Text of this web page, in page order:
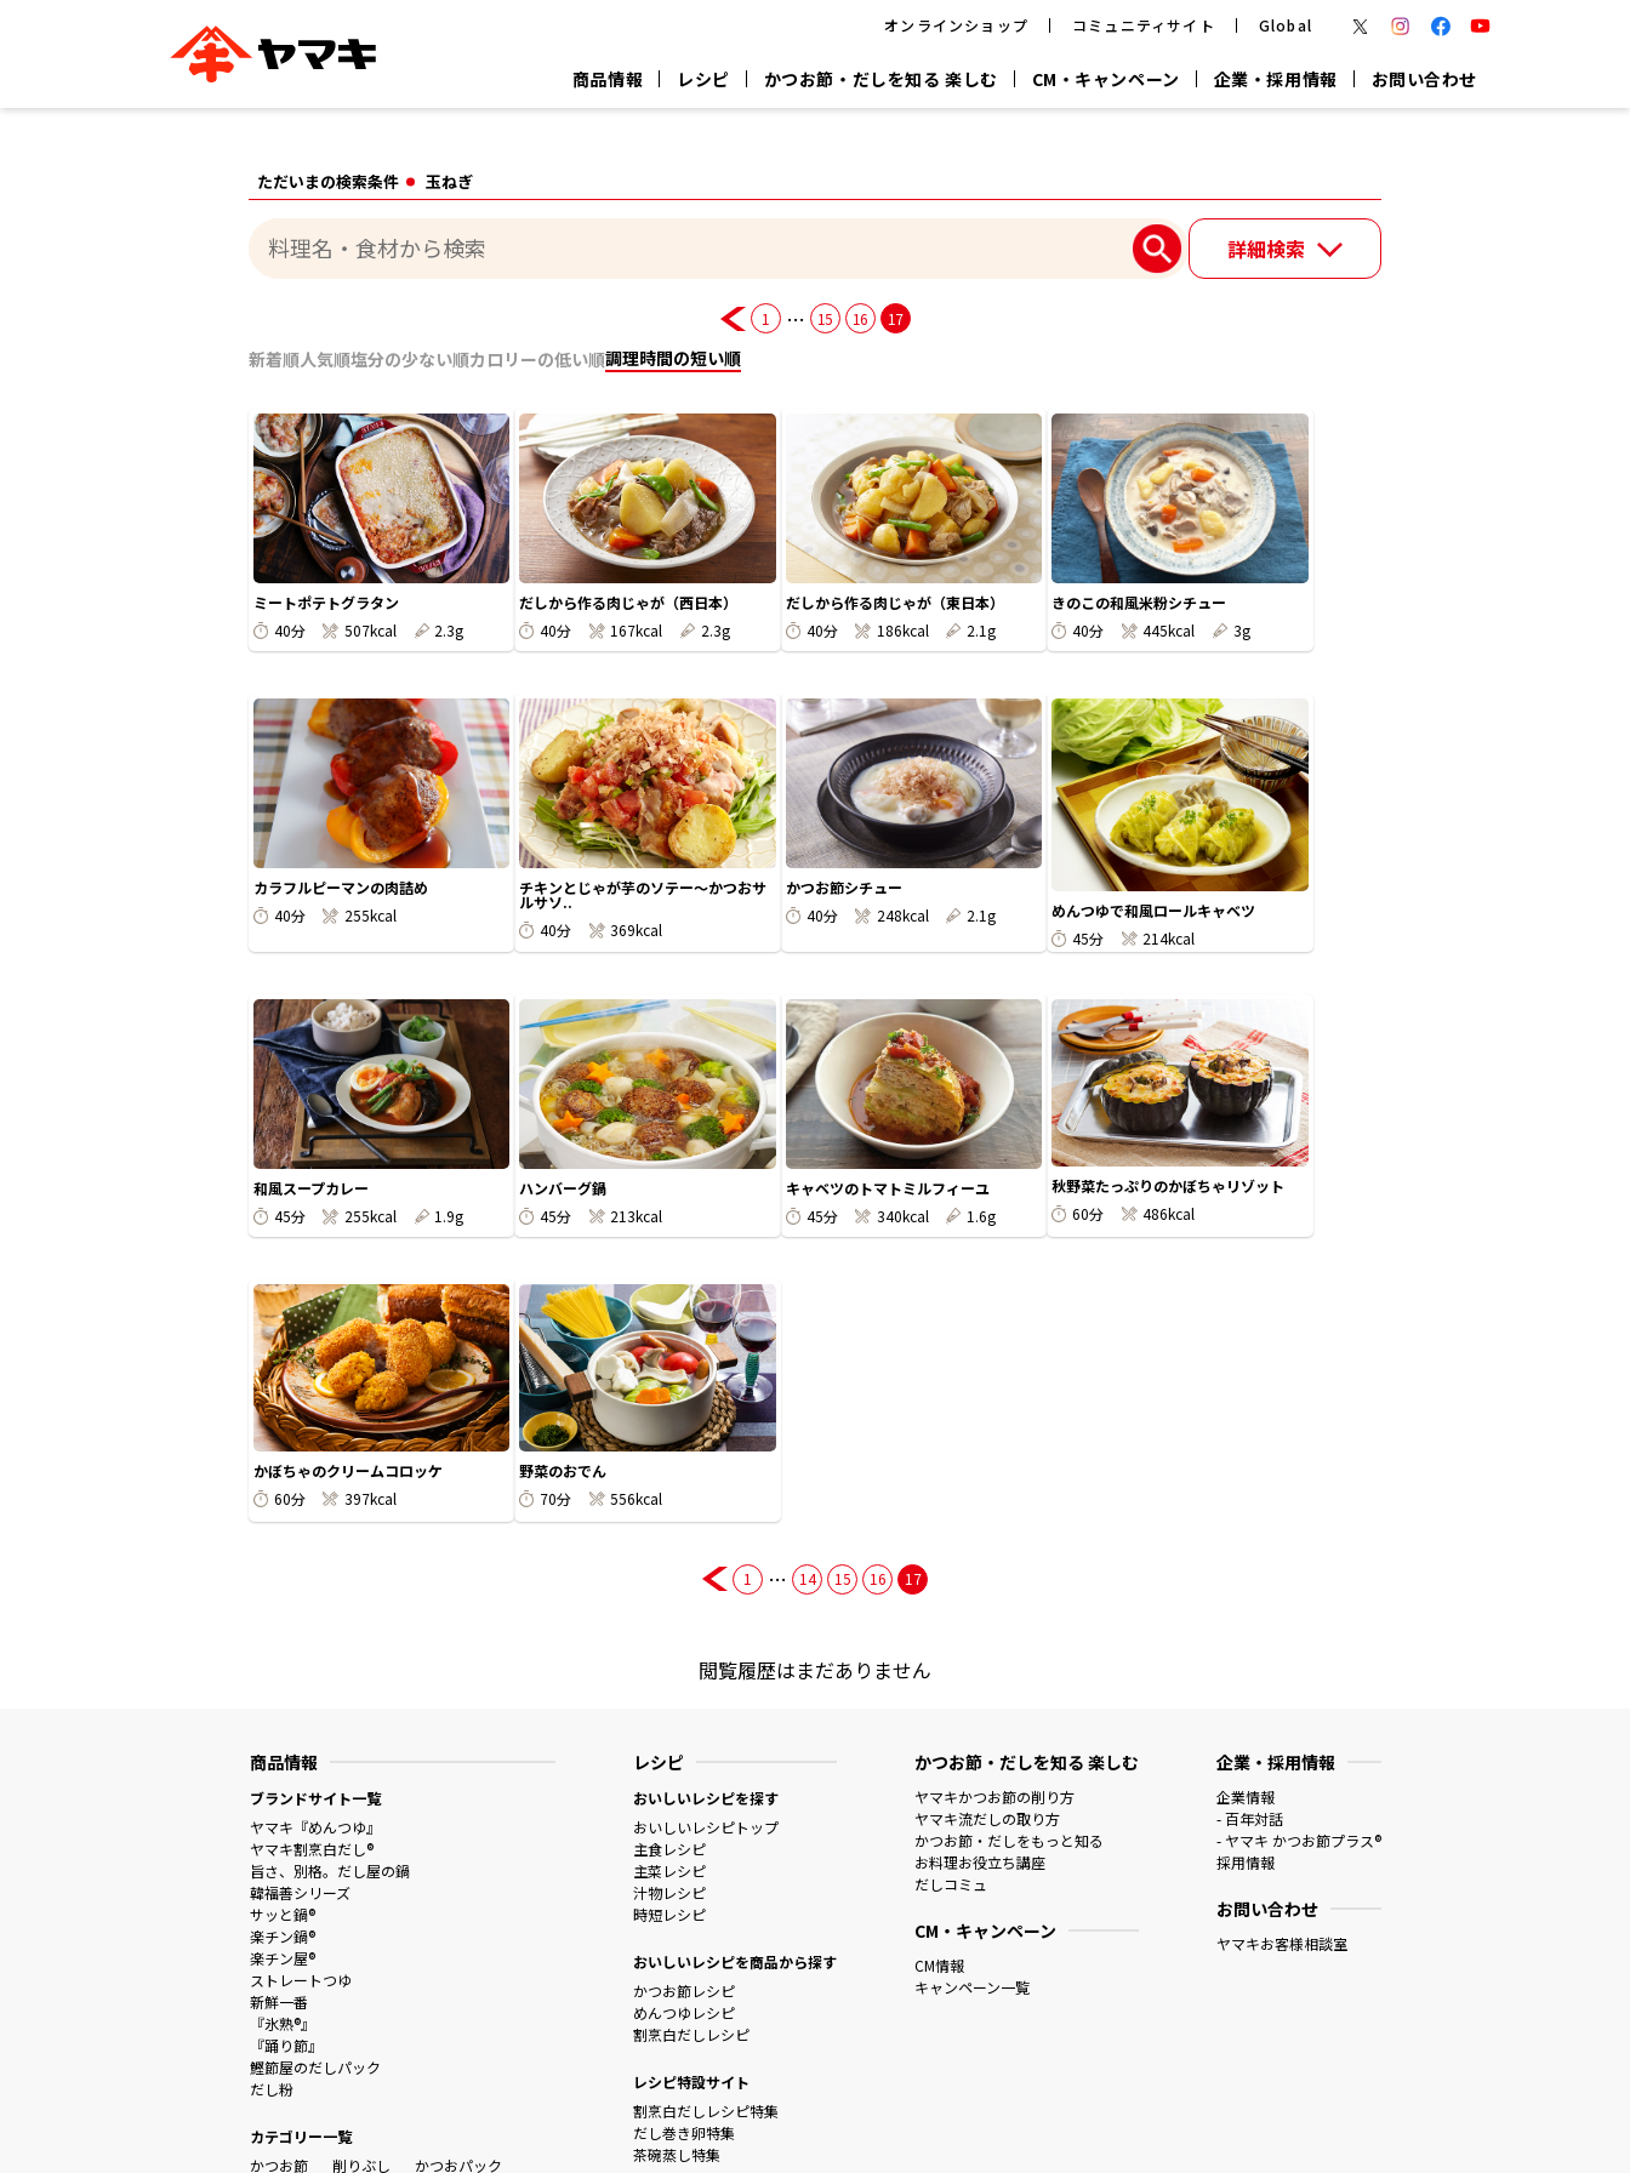
オンラインショップ コミュニティサイト Global
商品情報 レシピ かつお節・だしを知る 楽しむ CM・キャンペーン 企業・採用情報 お問い合わせ
ヤマキ
『めんつゆ』
割烹白だし®
だし屋の鍋
だし粉
カテゴリー別
かつお節 削りぶし かつおパック 煮干 粉末 だしの素 だしパック つゆ 白だし 専用調味料 鍋つゆ
おいしいレシピTOP
汁物レシピ
ヤマキの
割烹白だし
ジョブリターン制
ただいまの検索条件 玉ねぎ
詳細検索
1 … 15 16 17
新着順人気順塩分の少ない順カロリーの低い順調理時間の短い順
ミートポテトグラタン
40分
507kcal 2.3g
だしから作る肉じゃが（西日本）
40分
167kcal 2.3g
だしから作る肉じゃが（東日本）
40分
186kcal 2.1g
きのこの和風米粉シチュー
40分
445kcal 3g
カラフルピーマンの肉詰め
40分
255kcal
チキンとじゃが芋のソテー～かつおサ
ルサソ..
40分
369kcal
かつお節シチュー
40分
248kcal 2.1g
めんつゆで和風ロールキャベツ
45分
214kcal
和風スープカレー
45分
255kcal 1.9g
ハンバーグ鍋
45分
213kcal
キャベツのトマトミルフィーユ
45分
340kcal 1.6g
秋野菜たっぷりのかぼちゃリゾット
60分
486kcal
かぼちゃのクリームコロッケ
60分
397kcal
野菜のおでん
70分
556kcal
1 … 14 15 16 17
閲覧履歴はまだありません
商品情報
ブランドサイト一覧
ヤマキ『めんつゆ』
ヤマキ割烹白だし®
旨さ、別格。だし屋の鍋
韓福善シリーズ
サッと鍋®
楽チン鍋®
楽チン屋®
ストレートつゆ
新鮮一番
『氷熟®』
『踊り節』
鰹節屋のだしパック
だし粉
カテゴリー一覧
かつお節
削りぶし かつおパック
レシピ
おいしいレシピを探す
おいしいレシピトップ
主食レシピ
主菜レシピ
汁物レシピ
時短レシピ
おいしいレシピを商品から探す
かつお節レシピ
めんつゆレシピ
割烹白だしレシピ
レシピ特設サイト
割烹白だしレシピ特集
だし巻き卵特集
茶碗蒸し特集
かつお節・だしを知る 楽しむ
ヤマキかつお節の削り方
ヤマキ流だしの取り方
かつお節・だしをもっと知る
お料理お役立ち講座
だしコミュ
CM・キャンペーン
CM情報
キャンペーン一覧
企業・採用情報
企業情報
- 百年対話
- ヤマキ かつお節プラス®
採用情報
お問い合わせ
ヤマキお客様相談室